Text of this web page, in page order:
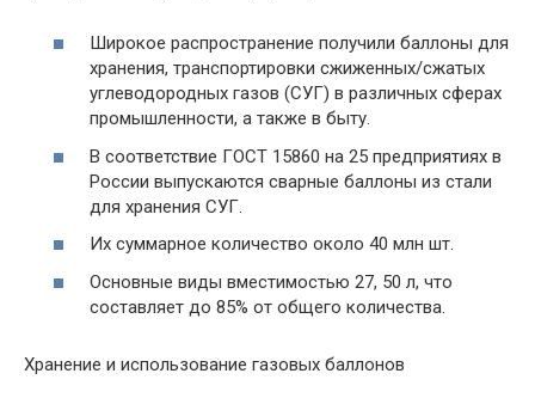
Широкое распространение получили баллоны для
хранения, транспортировки сжиженных/сжатых
углеводородных газов (СУГ) в различных сферах
промышленности, а также в быту.
В соответствие ГОСТ 15860 на 25 предприятиях в
России выпускаются сварные баллоны из стали
для хранения СУГ.
Их суммарное количество около 40 млн шт.
Основные виды вместимостью 27, 50 л, что
составляет до 85% от общего количества.
Хранение и использование газовых баллонов